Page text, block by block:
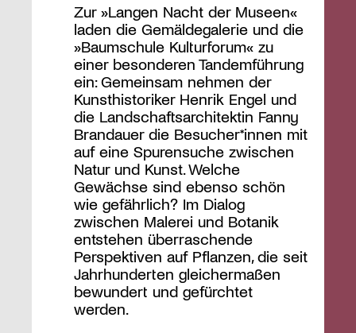
Zur »Langen Nacht der Museen«
laden die Gemäldegalerie und die
»Baumschule Kulturforum« zu
einer besonderen Tandemführung
ein: Gemeinsam nehmen der
Kunsthistoriker Henrik Engel und
die Landschaftsarchitektin Fanny
Brandauer die Besucher*innen mit
auf eine Spurensuche zwischen
Natur und Kunst. Welche
Gewächse sind ebenso schön
wie gefährlich? Im Dialog
zwischen Malerei und Botanik
entstehen überraschende
Perspektiven auf Pflanzen, die seit
Jahrhunderten gleichermaßen
bewundert und gefürchtet
werden.